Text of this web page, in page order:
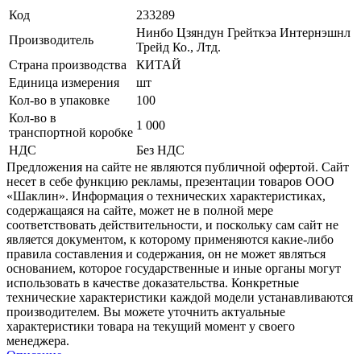
Код
233289
Производитель
Нинбо Цзяндун Грейткэа Интернэшнл
Трейд Ко., Лтд.
Страна производства
КИТАЙ
Единица измерения
шт
Кол-во в упаковке
100
Кол-во в
транспортной коробке
1 000
НДС
Без НДС
Предложения на сайте не являются публичной офертой. Сайт
несет в себе функцию рекламы, презентации товаров ООО
«Шаклин». Информация о технических характеристиках,
содержащаяся на сайте, может не в полной мере
соответствовать действительности, и поскольку сам сайт не
является документом, к которому применяются какие-либо
правила составления и содержания, он не может являться
основанием, которое государственные и иные органы могут
использовать в качестве доказательства. Конкретные
технические характеристики каждой модели устанавливаются
производителем. Вы можете уточнить актуальные
характеристики товара на текущий момент у своего
менеджера.